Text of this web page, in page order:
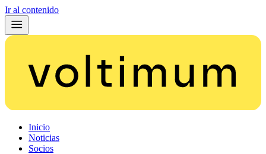
Ir al contenido
Inicio
Noticias
Socios